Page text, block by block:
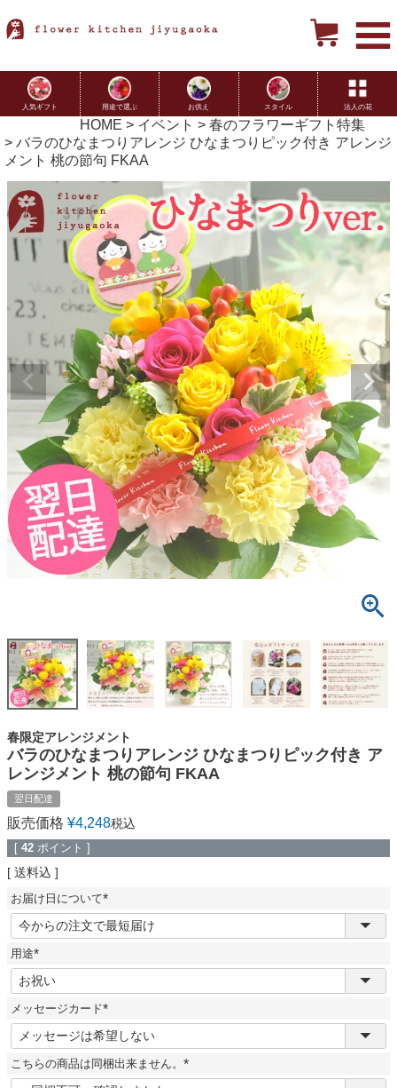
人気ギフト 用途で選ぶ お供え スタイル 法人の花
HOME イベント
春のフラワーギフト特集
バラのひなまつりアレンジ ひなまつりピック付き アレンジ
メント 桃の節句 FKAA
春限定アレンジメント
バラのひなまつりアレンジ ひなまつりピック付き ア
レンジメント 桃の節句 FKAA
翌日配達
販売価格 ¥4,248税込
[ 42 ポイント ]
送料込
お届け日について
(
必
須
用途
(
必
須
)
メッセージカード
(
必
須
)
こちらの商品は同梱出来ません。
(